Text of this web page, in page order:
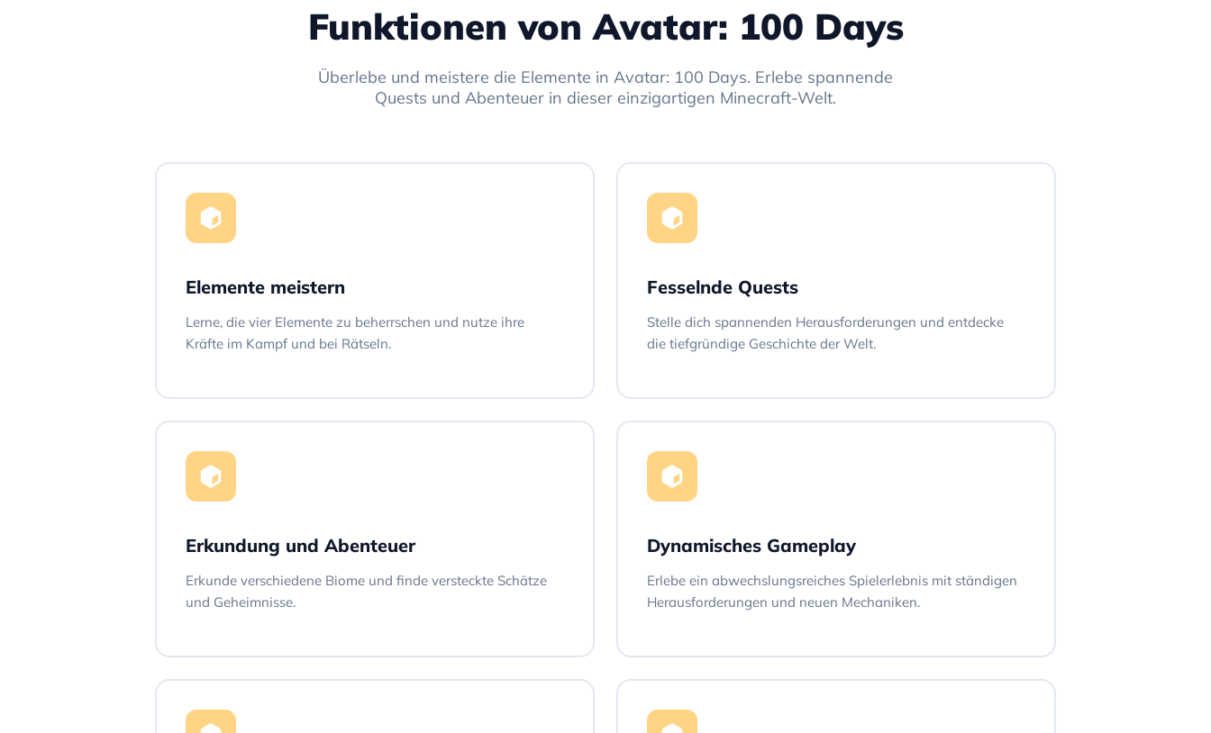
Funktionen von Avatar: 100 Days
Überlebe und meistere die Elemente in Avatar: 100 Days. Erlebe spannende
Quests und Abenteuer in dieser einzigartigen Minecraft-Welt.
Elemente meistern
Lerne, die vier Elemente zu beherrschen und nutze ihre
Kräfte im Kampf und bei Rätseln.
Fesselnde Quests
Stelle dich spannenden Herausforderungen und entdecke
die tiefgründige Geschichte der Welt.
Erkundung und Abenteuer
Erkunde verschiedene Biome und finde versteckte Schätze
und Geheimnisse.
Dynamisches Gameplay
Erlebe ein abwechslungsreiches Spielerlebnis mit ständigen
Herausforderungen und neuen Mechaniken.